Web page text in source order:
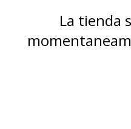
La tienda